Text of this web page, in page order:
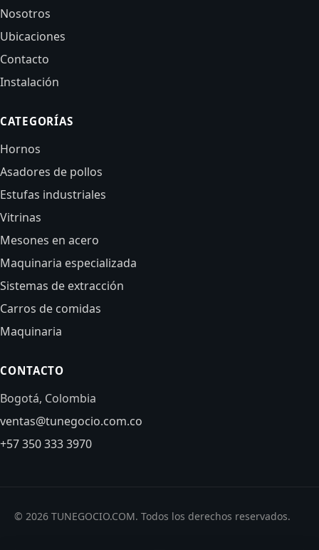
Nosotros
Ubicaciones
Contacto
Instalación
CATEGORÍAS
Hornos
Asadores de pollos
Estufas industriales
Vitrinas
Mesones en acero
Maquinaria especializada
Sistemas de extracción
Carros de comidas
Maquinaria
CONTACTO
Bogotá, Colombia
ventas@tunegocio.com.co
+57 350 333 3970
© 2026 TUNEGOCIO.COM. Todos los derechos reservados.